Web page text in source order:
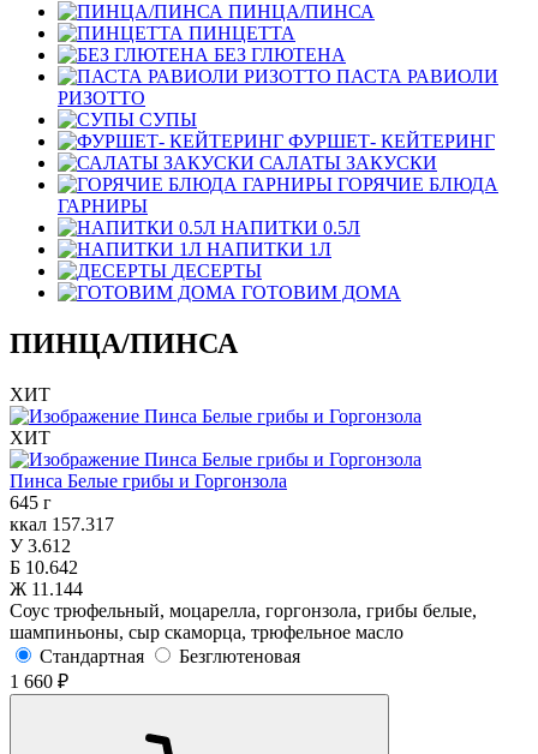
ПИНЦА/ПИНСА
ПИНЦЕТТА
БЕЗ ГЛЮТЕНА
ПАСТА РАВИОЛИ
РИЗОТТО
СУПЫ
ФУРШЕТ- КЕЙТЕРИНГ
САЛАТЫ ЗАКУСКИ
ГОРЯЧИЕ БЛЮДА
ГАРНИРЫ
НАПИТКИ 0.5Л
НАПИТКИ 1Л
ДЕСЕРТЫ
ГОТОВИМ ДОМА
ПИНЦА/ПИНСА
ХИТ
ХИТ
Пинса Белые грибы и Горгонзола
645 г
ккал 157.317
У3.612
Б 10.642
Ж 11.144
Соус трюфельный, моцарелла, горгонзола, грибы белые,
шампиньоны, сыр скаморца, трюфельное масло
Стандартная
Безглютеновая
1 660 ₽